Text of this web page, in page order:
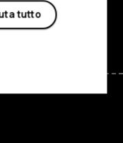
tutto